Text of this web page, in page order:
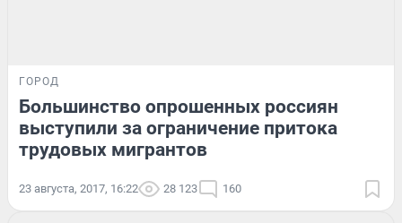
ГОРОД
Большинство опрошенных россиян
выступили за ограничение притока
трудовых мигрантов
23 августа, 2017, 16:22 28 123 160